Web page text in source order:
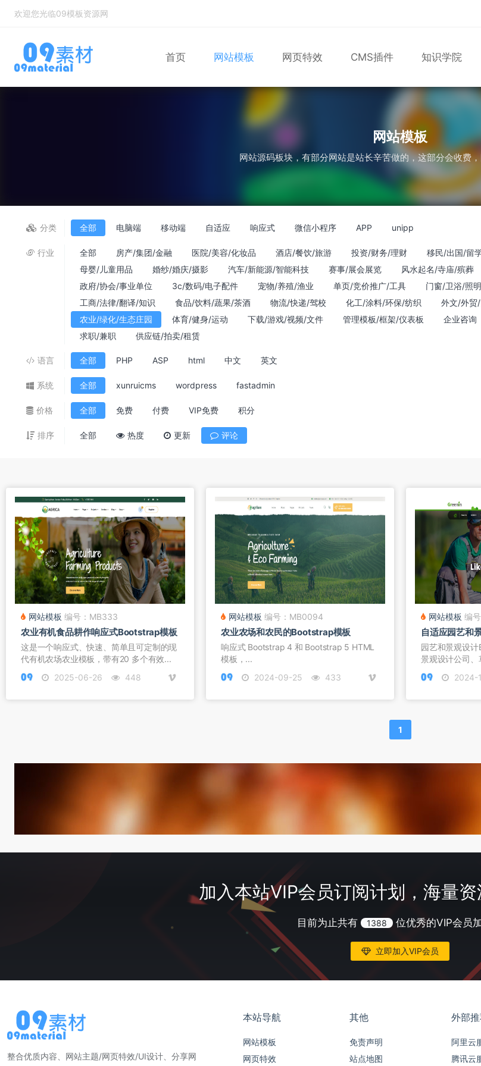
欢迎您光临09模板资源网
首页 网站模板 网页特效 CMS插件 知识学院
网站模板
网站源码板块，有部分网站是站长辛苦做的，这部分会收费
分类 全部 电脑端 移动端 自适应 响应式 微信小程序 APP unipp
行业 全部 房产/集团/金融 医院/美容/化妆品 酒店/餐饮/旅游 投资/财务/理财 移民/出国/留
母婴/儿童用品
婚纱/婚庆/摄影 汽车/新能源/智能科技 赛事/展会展览 风水起名/寺庙/殡葬
政府/协会/事业单位
3c/数码/电子配件 宠物/养殖/渔业 单页/竞价推广/工具 门窗/卫浴/照
工商/法律/翻译/知识
食品/饮料/蔬果/茶酒 物流/快递/驾校 化工/涂料/环保/纺织 外文/外贸
农业/绿化/生态庄园
体育/健身/运动 下载/游戏/视频/文件 管理模板/框架/仪表板 企业咨询
求职/兼职
供应链/拍卖/租赁
语言 全部 PHP ASP html 中文 英文
系统 全部 xunruicms wordpress fastadmin
价格 全部 免费 付费 VIP免费 积分
排序 全部 热度 更新 评论
网站模板 编号：MB333
农业有机食品耕作响应式Bootstrap模板
这是一个响应式、快速、简单且可定制的现
代有机农场农业模板，带有20 多个有效...
2025-06-26
448
网站模板 编号：MB0094
农业农场和农民的Bootstrap模板
响应式 Bootstrap 4 和 Bootstrap 5 HTML
模板，...
2024-09-25
433
网站模板 编
自适应园艺和
园艺和景观设计
景观设计公司
2024-
1
加入本站VIP会员订阅计划，海量
目前为止共有 1388 位优秀的VIP会员
立即加入VIP会员
整合优质内容、网站主题/网页特效/UI设计、分享网
本站导航
网站模板
网页特效
其他
免责声明
站点地图
外部
阿里云
腾讯云